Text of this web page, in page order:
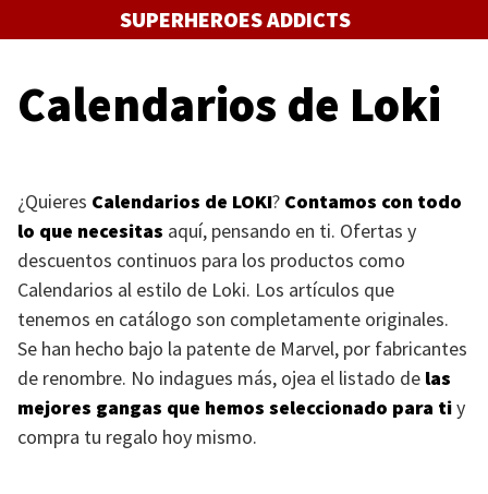
al
SUPERHEROES ADDICTS
Calendarios de Loki
¿Quieres Calendarios de LOKI? Contamos con todo
lo que necesitas aquí, pensando en ti. Ofertas y
descuentos continuos para los productos como
Calendarios al estilo de Loki. Los artículos que
tenemos en catálogo son completamente originales.
Se han hecho bajo la patente de Marvel, por fabricantes
de renombre. No indagues más, ojea el listado de las
mejores gangas que hemos seleccionado para tiy
compra tu regalo hoy mismo.